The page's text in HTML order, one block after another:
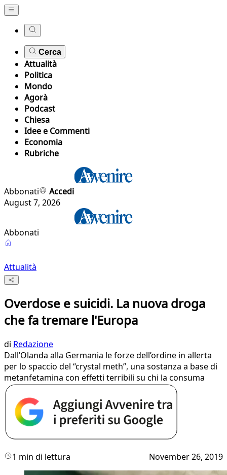
Cerca
Attualità
Politica
Mondo
Agorà
Podcast
Chiesa
Idee e Commenti
Economia
Rubriche
Abbonati
Accedi
August 7, 2026
Abbonati
Attualità
Overdose e suicidi. La nuova droga
che fa tremare l'Europa
di Redazione
Dall’Olanda alla Germania le forze dell’ordine in allerta
per lo spaccio del “crystal meth”, una sostanza a base di
metanfetamina con effetti terribili su chi la consuma
1 min di lettura November 26, 2019